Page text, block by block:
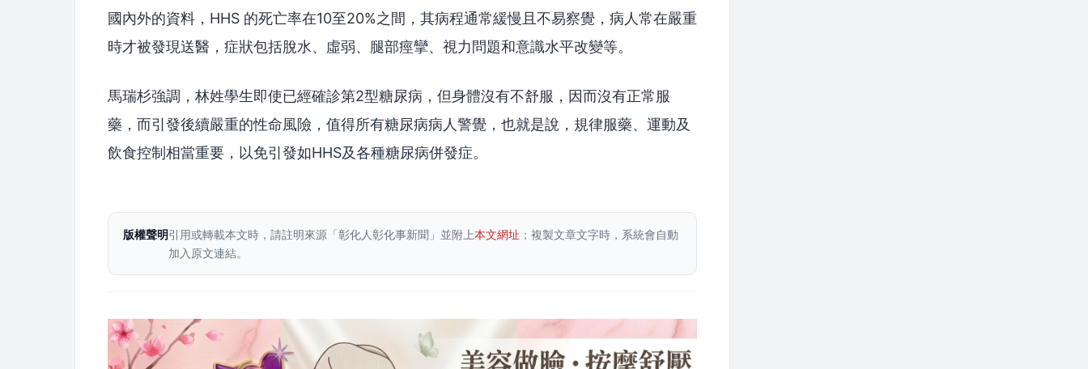
國內外的資料，HHS 的死亡率在10至20%之間，其病程通常緩慢且不易察覺，病人常在嚴重
時才被發現送醫，症狀包括脫水、虛弱、腿部痙攣、視力問題和意識水平改變等。
馬瑞杉強調，林姓學生即使已經確診第2型糖尿病，但身體沒有不舒服，因而沒有正常服
藥，而引發後續嚴重的性命風險，值得所有糖尿病病人警覺，也就是說，規律服藥、運動及
飲食控制相當重要，以免引發如HHS及各種糖尿病併發症。
版權聲明引用或轉載本文時，請註明來源「彰化人彰化事新聞」並附上本文網址 ；複製文章文字時，系統會自動
加入原文連結。